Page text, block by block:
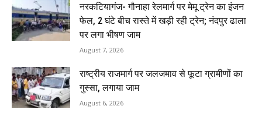
नरकटियागंज- गौनाहा रेलमार्ग पर मेमू ट्रेन का इंजन
फेल, 2 घंटे बीच रास्ते में खड़ी रही ट्रेन; नंदपुर ढाला
पर लगा भीषण जाम
August 7, 2026
राष्ट्रीय राजमार्ग पर जलजमाव से फूटा ग्रामीणों का
गुस्सा, लगाया जाम
August 6, 2026